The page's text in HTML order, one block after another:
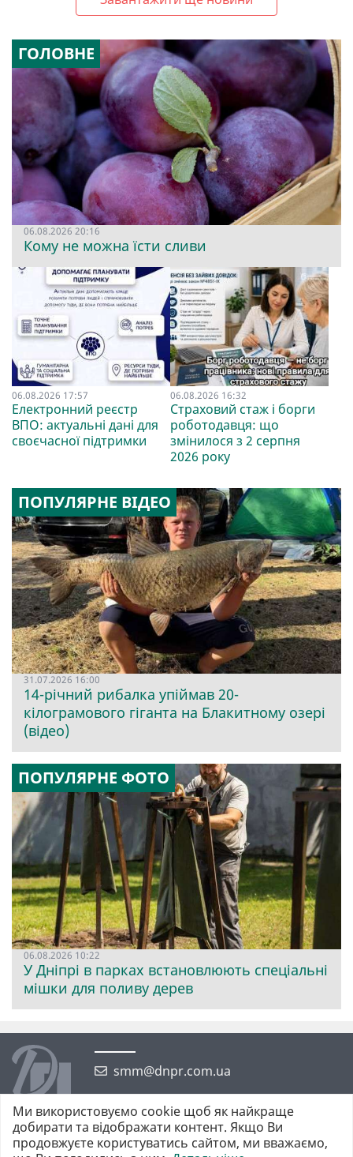
ГОЛОВНЕ
06.08.2026 20:16
Кому не можна їсти сливи
06.08.2026 17:57
Електронний реєстр
ВПО: актуальні дані для
своєчасної підтримки
06.08.2026 16:32
Страховий стаж і борги
роботодавця: що
змінилося з 2 серпня
2026 року
ПОПУЛЯРНЕ ВІДЕО
31.07.2026 16:00
14-річний рибалка упіймав 20-
кілограмового гіганта на Блакитному озері
(відео)
ПОПУЛЯРНЕ ФОТО
06.08.2026 10:22
У Дніпрі в парках встановлюють спеціальні
мішки для поливу дерев
smm@dnpr.com.ua
Ми використовуємо cookie щоб як найкраще
добирати та відображати контент. Якщо Ви
продовжуєте користуватись сайтом, ми вважаємо,